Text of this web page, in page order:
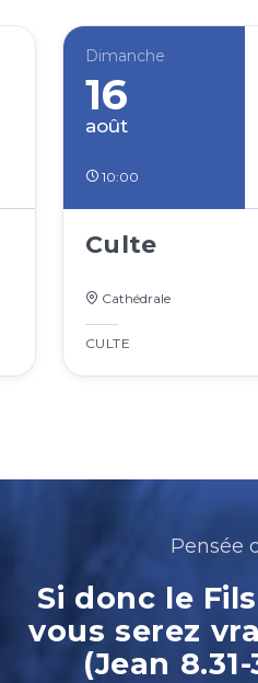
Dimanche
16
août
10:00
Culte
Cathédrale
CULTE
Pensée
Si donc le
vous serez
(Jean